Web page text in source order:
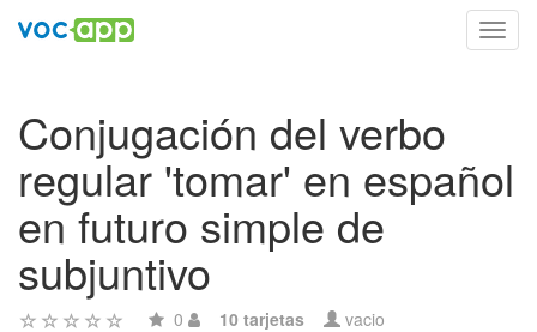
Conjugación del verbo
regular 'tomar' en español
en futuro simple de
subjuntivo
0 10 tarjetas vacio